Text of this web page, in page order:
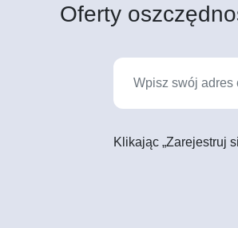
Oferty
Klikając „Zarejestruj